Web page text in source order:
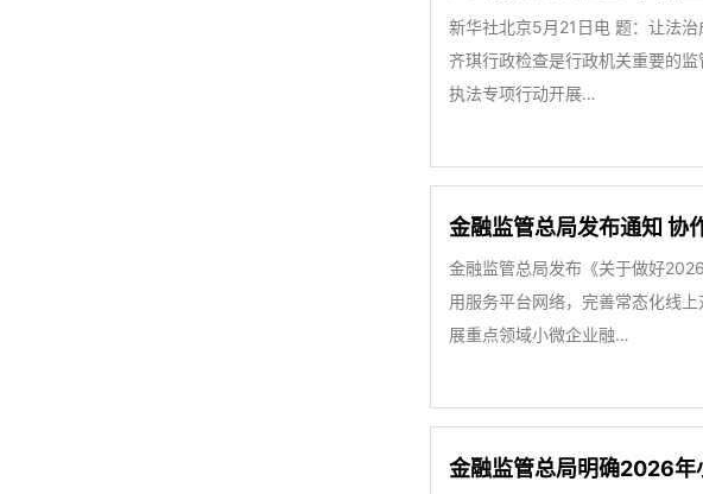
新华社北京5月21日电 题：让法
齐琪行政检查是行政机关重要的
执法专项行动开展…
金融监管总局发布通知 协
金融监管总局发布《关于做好
用服务平台网络，完善常态化线
展重点领域小微企业融…
金融监管总局明确2026年